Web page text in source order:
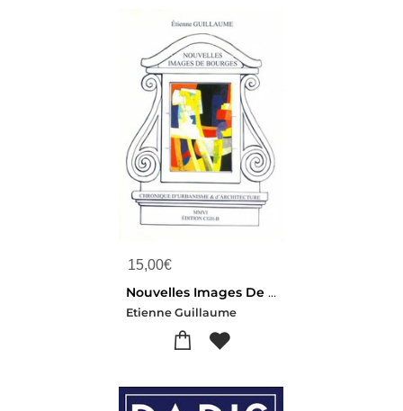
15,00€
Nouvelles Images De Bourges : Chronique D'urbanisme & D'architecture
Etienne Guillaume